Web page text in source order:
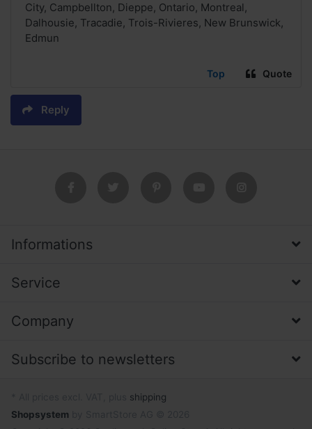
City, Campbellton, Dieppe, Ontario, Montreal,
Dalhousie, Tracadie, Trois-Rivieres, New Brunswick,
Edmun
Top Quote
Reply
Informations
Service
Company
Subscribe to newsletters
shipping
Shopsystem